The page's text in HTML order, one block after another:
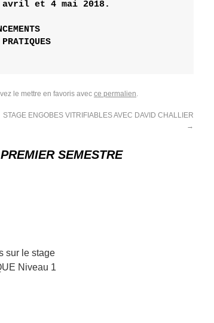
le mettre en favoris avec ce permalien.
STAGE ENGOBES VITRIFIABLES AVEC DAVID CHALLIER
→
SEMESTRE
sur le stage
Niveau 1